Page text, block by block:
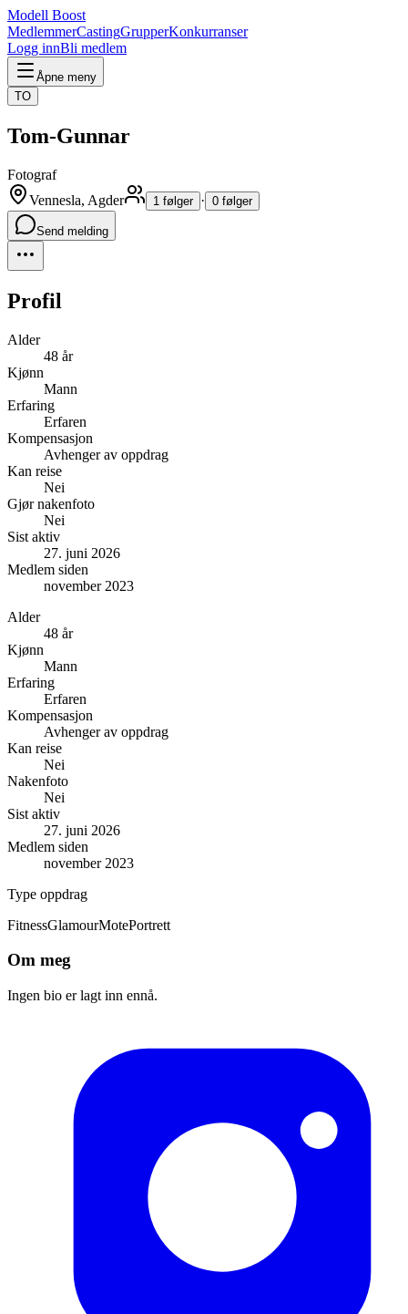
Modell Boost
MedlemmerCastingGrupperKonkurranser
Logg innBli medlem
Åpne meny
TO
Tom-Gunnar
Fotograf
Vennesla, Agder
1 følger · 0 følger
Send melding
Profil
Alder
48 år
Kjønn
Mann
Erfaring
Erfaren
Kompensasjon
Avhenger av oppdrag
Kan reise
Nei
Gjør nakenfoto
Nei
Sist aktiv
27. juni 2026
Medlem siden
november 2023
Alder
48 år
Kjønn
Mann
Erfaring
Erfaren
Kompensasjon
Avhenger av oppdrag
Kan reise
Nei
Nakenfoto
Nei
Sist aktiv
27. juni 2026
Medlem siden
november 2023
Type oppdrag
FitnessGlamourMotePortrett
Om meg
Ingen bio er lagt inn ennå.